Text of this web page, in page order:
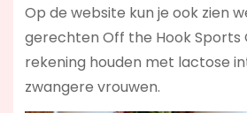
Op de website kun je ook zien
gerechten Off the Hook Sports
rekening houden met lactose
zwangere vrouwen.